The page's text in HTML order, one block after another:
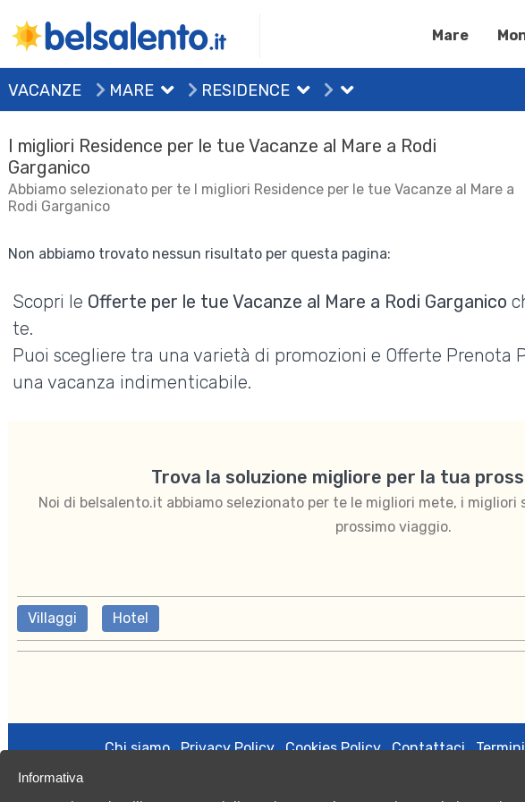
Mare
VACANZE MARE RESIDENCE
I migliori Residence per le tue Vacanze al Mare a Rodi
Garganico
Abbiamo selezionato per te I migliori Residence per le tue Vacanze al Mare a
Rodi Garganico
Non abbiamo trovato nessun risultato per questa pagina:
Scopri le Offerte per le tue Vacanze al Mare a Rodi Garganico
te.
Puoi scegliere tra una varietà di promozioni e Offerte Prenota
una vacanza indimenticabile.
Trova la soluzione migliore per la tua
Noi di belsalento.it abbiamo selezionato per te le migliori mete, i
prossimo viaggio.
Villaggi Hotel
Chi siamo Privacy Policy Cookies Policy Contattaci
Informativa